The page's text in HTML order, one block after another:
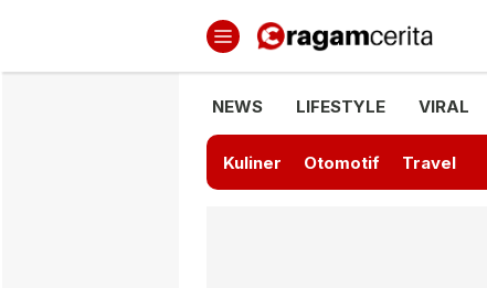
Ragamcerita.com
Informasi Terbaru dan Terkini
NEWS LIFESTYLE VIRAL
Kuliner Otomotif Travel